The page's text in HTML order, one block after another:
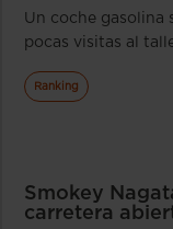
Un coche gasolina
pocas visitas al
Ranking
Smokey
carretera